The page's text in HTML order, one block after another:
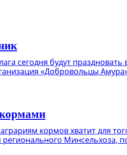
сегодня будут
«Добровольцы
кормов хватит для
Минсельхоза,